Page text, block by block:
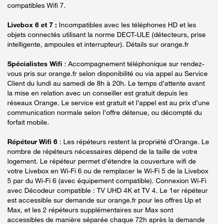
compatibles Wifi 7.
Livebox 6 et 7 : Incompatibles avec les téléphones HD et les
objets connectés utilisant la norme DECT-ULE (détecteurs, prise
intelligente, ampoules et interrupteur). Détails sur orange.fr
Spécialistes Wifi : Accompagnement téléphonique sur rendez-
vous pris sur orange.fr selon disponibilité ou via appel au Service
Client du lundi au samedi de 8h à 20h. Le temps d’attente avant
la mise en relation avec un conseiller est gratuit depuis les
réseaux Orange. Le service est gratuit et l’appel est au prix d’une
communication normale selon l’offre détenue, ou décompté du
forfait mobile.
Répéteur Wifi 6 : Les répéteurs restent la propriété d’Orange. Le
nombre de répéteurs nécessaires dépend de la taille de votre
logement. Le répéteur permet d’étendre la couverture wifi de
votre Livebox en Wi-Fi 6 ou de remplacer le Wi-Fi 5 de la Livebox
5 par du Wi-Fi 6 (avec équipement compatible). Connexion Wi-Fi
avec Décodeur compatible : TV UHD 4K et TV 4. Le 1er répéteur
est accessible sur demande sur orange.fr pour les offres Up et
Max, et les 2 répéteurs supplémentaires sur Max sont
accessibles de manière séparée chaque 72h après la demande